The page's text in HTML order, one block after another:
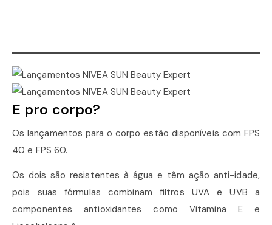
E pro corpo?
Os lançamentos para o corpo estão disponíveis com FPS
40 e FPS 60.
Os dois são resistentes à água e têm ação anti-idade,
pois suas fórmulas combinam filtros UVA e UVB a
componentes antioxidantes como Vitamina E e